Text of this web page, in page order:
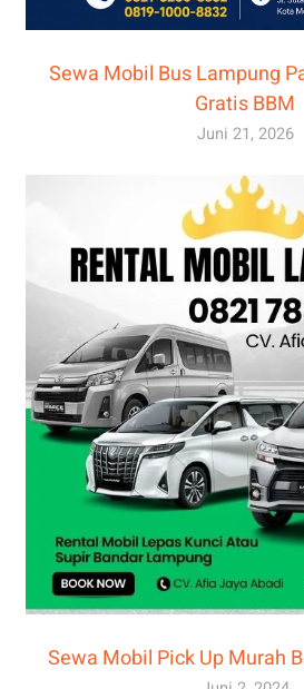
Sewa Mobil Bus Lampung
Gratis BBM
Juni 21, 2026
Sewa Mobil Pick Up Murah